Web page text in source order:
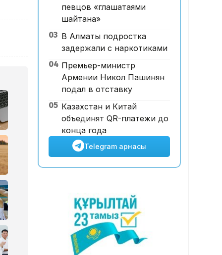
келісімге қол қойылды
16:49, 07 Тамыз 2026
Алматыдағы «Байсат»
базары аукционда 24,7 млрд
теңгеге сатылды
певцов «глашатаями
шайтана»
03 В Алматы подростка
задержали с наркотиками
04 Премьер-министр
Армении Никол Пашинян
подал в отставку
05 Казахстан и Китай
объединят QR-платежи до
конца года
Telegram арнасы